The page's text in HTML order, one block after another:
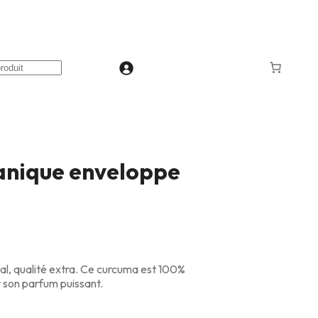
enveloppe
qualité extra. Ce curcuma est 100%
parfum puissant.